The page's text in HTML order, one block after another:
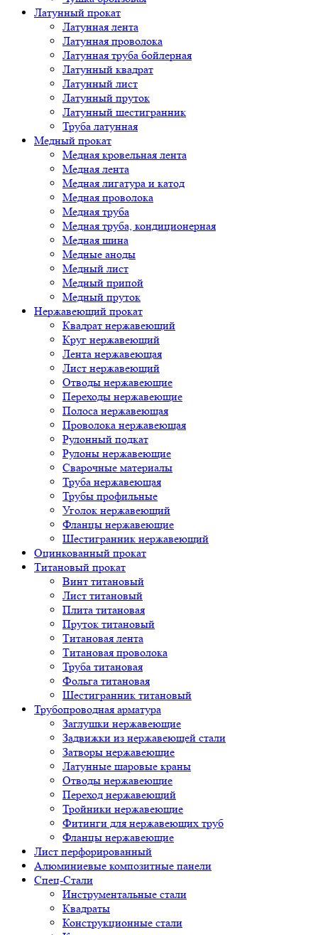
Латунный прокат
Латунная лента
Латунная проволока
Латунная труба бойлерная
Латунный квадрат
Латунный лист
Латунный пруток
Латунный шестигранник
Труба латунная
Медный прокат
Медная кровельная лента
Медная лента
Медная лигатура и катод
Медная проволока
Медная труба
Медная труба, кондиционерная
Медная шина
Медные аноды
Медный лист
Медный припой
Медный пруток
Нержавеющий прокат
Квадрат нержавеющий
Круг нержавеющий
Лента нержавеющая
Лист нержавеющий
Отводы нержавеющие
Переходы нержавеющие
Полоса нержавеющая
Проволока нержавеющая
Рулонный подкат
Рулоны нержавеющие
Сварочные материалы
Труба нержавеющая
Трубы профильные
Уголок нержавеющий
Фланцы нержавеющие
Шестигранник нержавеющий
Оцинкованный прокат
Титановый прокат
Винт титановый
Лист титановый
Плита титановая
Пруток титановый
Титановая лента
Титановая проволока
Труба титановая
Фольга титановая
Шестигранник титановый
Трубопроводная арматура
Заглушки нержавеющие
Задвижки из нержавеющей стали
Затворы нержавеющие
Латунные шаровые краны
Отводы нержавеющие
Переход нержавеющий
Тройники нержавеющие
Фитинги для нержавеющих труб
Фланцы нержавеющие
Лист перфорированный
Алюминиевые композитные панели
Спец-Стали
Инструментальные стали
Квадраты
Конструкционные стали